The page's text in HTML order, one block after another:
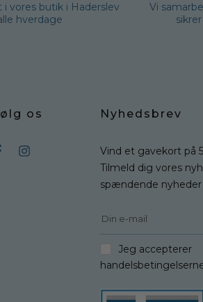
i vores butik i Haderslev
hverdage
Vi
os Nyhedsbrev
Vind et gavekort på
Tilmeld dig vores
spændende
Jeg accepterer